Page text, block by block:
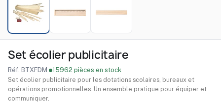
Set écolier publicitaire
Réf. BTXFDM · 15962 pièces en stock
Set écolier publicitaire pour les dotations scolaires, bureaux et
opérations promotionnelles. Un ensemble pratique pour équiper et
communiquer.